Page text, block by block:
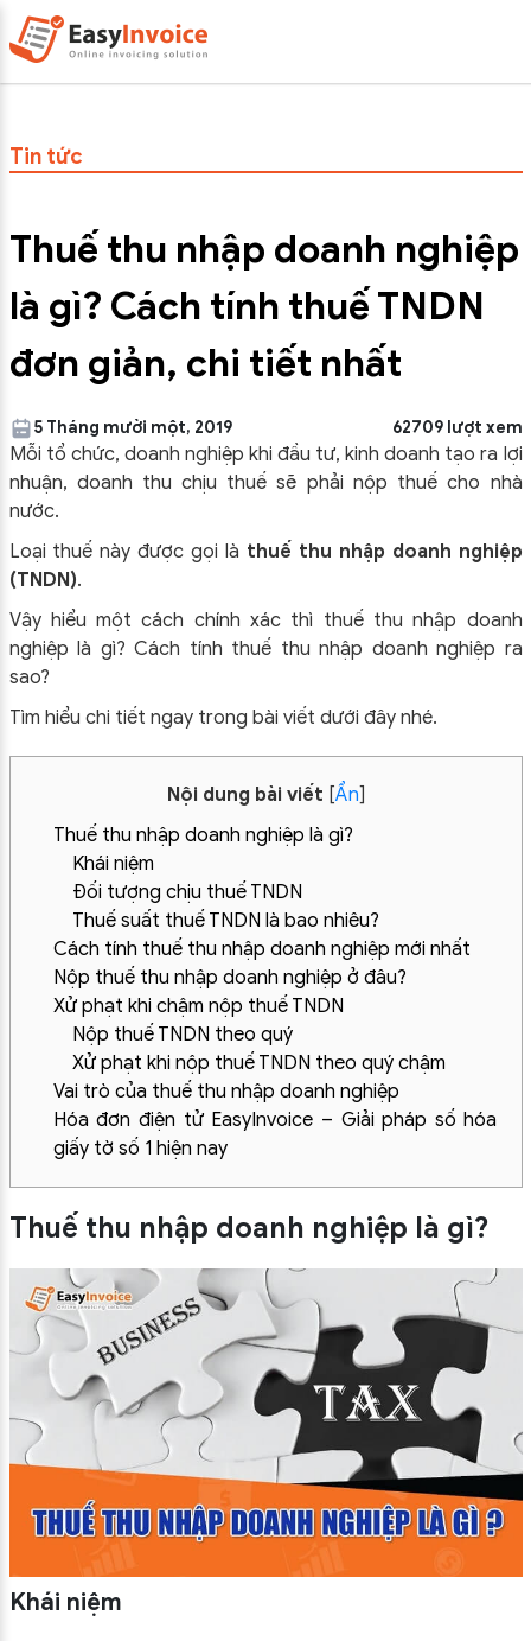
Tin tức
Thuế thu nhập doanh nghiệp
là gì? Cách tính thuế TNDN
đơn giản, chi tiết nhất
5 Tháng mười một, 2019 62709 lượt xem
Mỗi tổ chức, doanh nghiệp khi đầu tư, kinh doanh tạo ra lợi
nhuận, doanh thu chịu thuế sẽ phải nộp thuế cho nhà
nước.
Loại thuế này được gọi là thuế thu nhập doanh nghiệp
(TNDN).
Vậy hiểu một cách chính xác thì thuế thu nhập doanh
nghiệp là gì? Cách tính thuế thu nhập doanh nghiệp ra
sao?
Tìm hiểu chi tiết ngay trong bài viết dưới đây nhé.
Nội dung bài viết [Ẩn]
Thuế thu nhập doanh nghiệp là gì?
Khái niệm
Đối tượng chịu thuế TNDN
Thuế suất thuế TNDN là bao nhiêu?
Cách tính thuế thu nhập doanh nghiệp mới nhất
Nộp thuế thu nhập doanh nghiệp ở đâu?
Xử phạt khi chậm nộp thuế TNDN
Nộp thuế TNDN theo quý
Xử phạt khi nộp thuế TNDN theo quý chậm
Vai trò của thuế thu nhập doanh nghiệp
Hóa đơn điện tử EasyInvoice – Giải pháp số hóa
giấy tờ số 1 hiện nay
Thuế thu nhập doanh nghiệp là gì?
Khái niệm